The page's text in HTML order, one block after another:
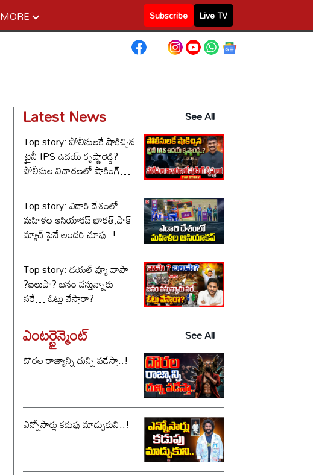
MORE Subscribe
Live TV
Latest News
See All
Top story: పోలీసులకే షాకిచ్చిన
ట్రైనీ IPS ఉదయ్ కృష్ణారెడ్డి?
పోలీసుల విచారణలో షాకింగ్
ట్విస్టులు!
Top story: ఎడారి దేశంలో
మహిళల ఆసియాకప్ భారత్,పాక్
మ్యాచ్ పైనే అందరి చూపు..!
Top story: డయల్ వ్యూ వాపా
?బలుపా? జనం వస్తున్నారు
సరే… ఓట్లు వేస్తారా?
ఎంటర్టైన్మెంట్
See All
దొరల రాజ్యాన్ని దున్ని పడేస్తా..!
ఎన్నోసార్లు కడుపు మాడ్చుకుని..!